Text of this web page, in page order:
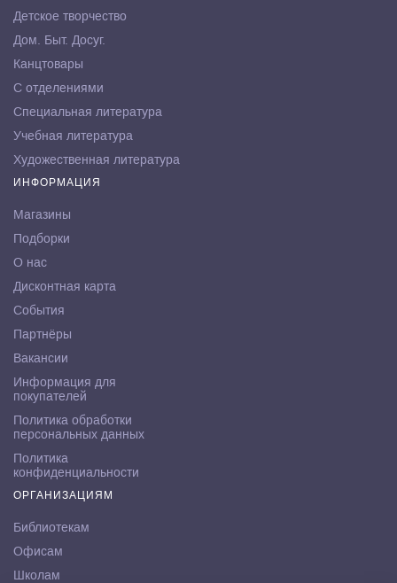
Детское творчество
Дом. Быт. Досуг.
Канцтовары
С отделениями
Специальная литература
Учебная литература
Художественная литература
ИНФОРМАЦИЯ
Магазины
Подборки
О нас
Дисконтная карта
События
Партнёры
Вакансии
Информация для
покупателей
Политика обработки
персональных данных
Политика
конфиденциальности
ОРГАНИЗАЦИЯМ
Библиотекам
Офисам
Школам